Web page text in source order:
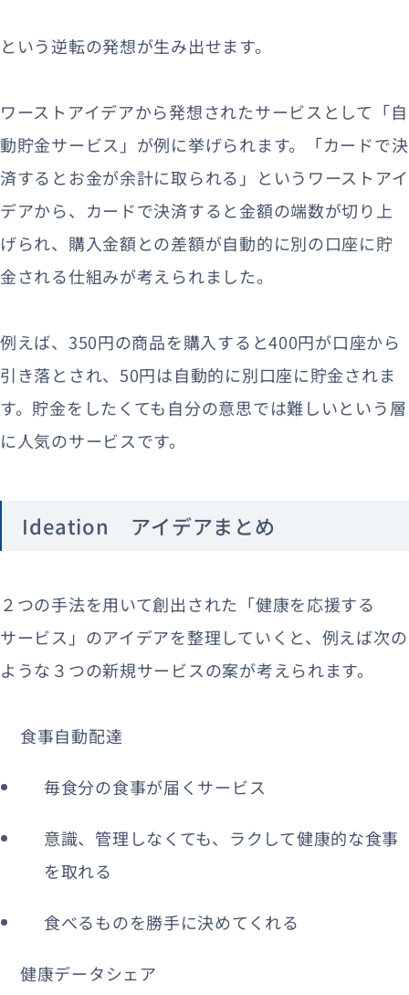
という逆転の発想が生み出せます。
ワーストアイデアから発想されたサービスとして「自
動貯金サービス」が例に挙げられます。「カードで決
済するとお金が余計に取られる」というワーストアイ
デアから、カードで決済すると金額の端数が切り上
げられ、購入金額との差額が自動的に別の口座に貯
金される仕組みが考えられました。
例えば、350円の商品を購入すると400円が口座から
引き落とされ、50円は自動的に別口座に貯金されま
す。貯金をしたくても自分の意思では難しいという層
に人気のサービスです。
Ideation アイデアまとめ
２つの手法を用いて創出された「健康を応援する
サービス」のアイデアを整理していくと、例えば次の
ような３つの新規サービスの案が考えられます。
食事自動配達
毎食分の食事が届くサービス
意識、管理しなくても、ラクして健康的な食事
を取れる
食べるものを勝手に決めてくれる
健康データシェア